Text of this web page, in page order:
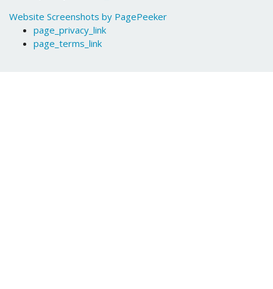
Website Screenshots by PagePeeker
page_privacy_link
page_terms_link